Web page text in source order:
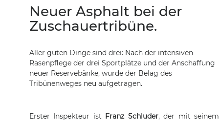
Neuer Asphalt bei der
Zuschauertribüne.
Aller guten Dinge sind drei: Nach der intensiven
Rasenpflege der drei Sportplätze und der Anschaffung
neuer Reservebänke, wurde der Belag des
Tribünenweges neu aufgetragen.
Erster Inspekteur ist Franz Schluder, der mit seinem